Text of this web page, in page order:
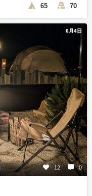
65 70
6月4日
12 0